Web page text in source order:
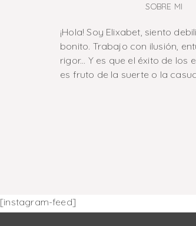
SOBRE MI
¡Hola! Soy Elixabet, siento
bonito. Trabajo con ilusión,
rigor... Y es que el éxito de los
es fruto de la suerte o la
[instagram-feed]